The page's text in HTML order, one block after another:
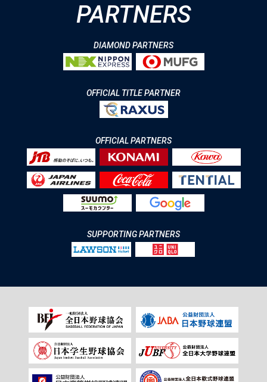
PARTNERS
DIAMOND PARTNERS
OFFICIAL TITLE PARTNER
OFFICIAL PARTNERS
SUPPORTING PARTNERS